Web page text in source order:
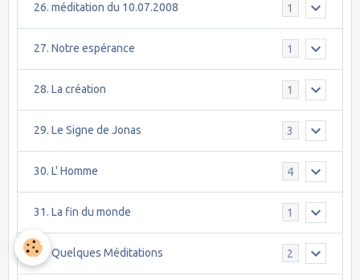
26. méditation du 10.07.2008 1
27. Notre espérance 1
28. La création 1
29. Le Signe de Jonas 3
30. L' Homme 4
31. La fin du monde 1
32. Quelques Méditations 2